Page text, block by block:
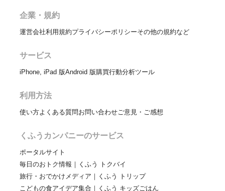
企業・規約
運営会社利用規約プライバシーポリシーその他の規約など
サービス
iPhone, iPad 版Android 版購買行動分析ツール
利用方法
使い方よくある質問お問い合わせご意見・ご感想
くふうカンパニーのサービス
ポータルサイト
毎日のおトク情報｜くふう トクバイ
旅行・おでかけメディア｜くふう トリップ
こどもの食アイデア集合｜くふう キッズごはん